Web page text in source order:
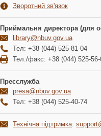
Зворотний зв'язок
Приймальня директора (для
library@nbuv.gov.ua
Тел: +38 (044) 525-81-04
Тел./факс: +38 (044) 525-56-
Пресслужба
presa@nbuv.gov.ua
Тел: +38 (044) 525-40-74
Технічна підтримка: